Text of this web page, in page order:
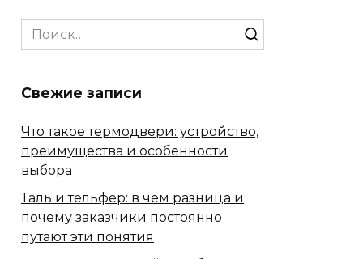
Search
for:
Свежие записи
Что такое термодвери: устройство,
преимущества и особенности
выбора
Таль и тельфер: в чем разница и
почему заказчики постоянно
путают эти понятия